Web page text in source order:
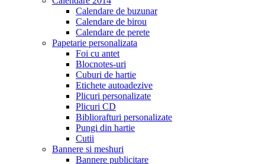
Calendare de buzunar
Calendare de birou
Calendare de perete
Papetarie personalizata
Foi cu antet
Blocnotes-uri
Cuburi de hartie
Etichete autoadezive
Plicuri personalizate
Plicuri CD
Bibliorafturi personalizate
Pungi din hartie
Cutii
Bannere si meshuri
Bannere publicitare